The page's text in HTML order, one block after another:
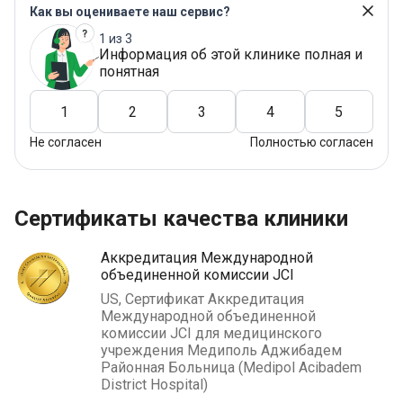
Как вы оцениваете наш сервис?
1 из 3
Информация об этой клинике полная и
понятная
1 2 3 4 5
Не согласен Полностью согласен
Сертификаты качества клиники
Аккредитация Международной
объединенной комиссии JCI
US, Сертификат Аккредитация
Международной объединенной
комиссии JCI для медицинского
учреждения Медиполь Аджибадем
Районная Больница (Medipol Acibadem
District Hospital)